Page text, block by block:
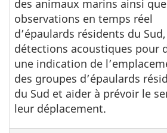
des animaux marins ainsi
observations en temps réel
d’épaulards résidents du
détections acoustiques pour
une indication de
des groupes d’épaulards
du Sud et aider à prévoir le
leur déplacement.